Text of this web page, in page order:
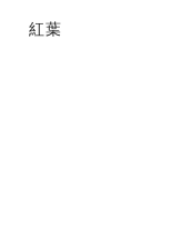
紅葉